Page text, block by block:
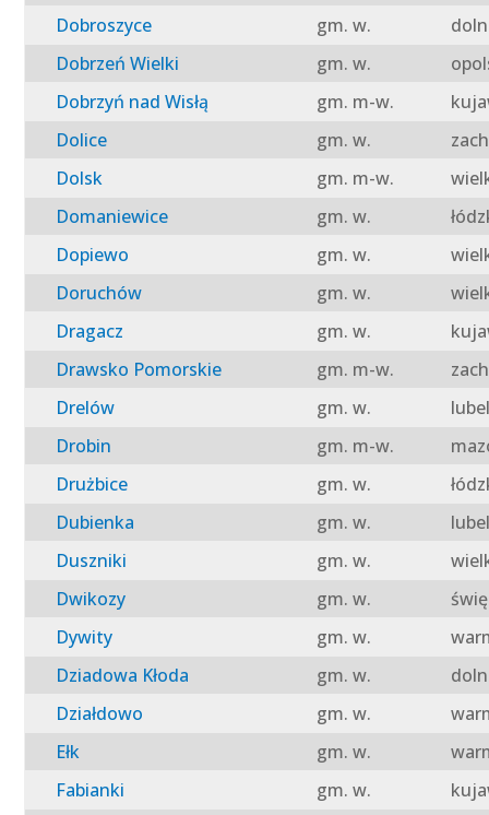
Dobroszyce
gm. w.
Dobrzeń Wielki
gm. w.
Dobrzyń nad Wisłą
gm. m-w.
Dolice
gm. w.
Dolsk
gm. m-w.
Domaniewice
gm. w.
Dopiewo
gm. w.
Doruchów
gm. w.
Dragacz
gm. w.
Drawsko Pomorskie
gm. m-w.
Drelów
gm. w.
Drobin
gm. m-w.
Drużbice
gm. w.
Dubienka
gm. w.
Duszniki
gm. w.
Dwikozy
gm. w.
Dywity
gm. w.
Dziadowa Kłoda
gm. w.
Działdowo
gm. w.
Ełk
gm. w.
Fabianki
gm. w.